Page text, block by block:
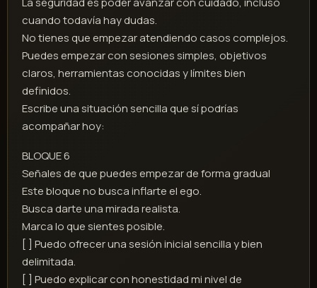
cuando todavía hay dudas.
No tienes que empezar atendiendo casos complejos.
Puedes empezar con sesiones simples, objetivos
claros, herramientas conocidas y límites bien
definidos.
Escribe una situación sencilla que sí podrías
acompañar hoy:
BLOQUE 6
Señales de que puedes empezar de forma gradual
Este bloque no busca inflarte el ego.
Busca darte una mirada realista.
Marca lo que sientes posible.
[ ] Puedo ofrecer una sesión inicial sencilla y bien
delimitada.
[ ] Puedo explicar con honestidad mi nivel de